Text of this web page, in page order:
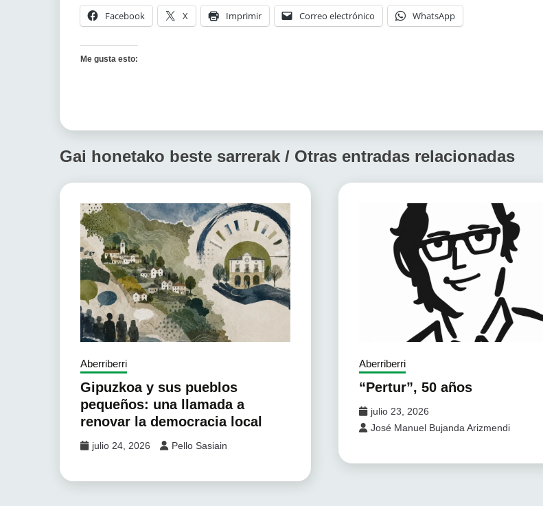
Facebook X Imprimir Correo electrónico WhatsApp
Me gusta esto:
Gai honetako beste sarrerak / Otras entradas relacionadas
Aberriberri
Gipuzkoa y sus pueblos
pequeños: una llamada a
renovar la democracia local
julio 24, 2026 Pello Sasiain
Aberriberri
“Pertur”, 50 años
julio 23, 2026
José Manuel Bujanda Arizmendi